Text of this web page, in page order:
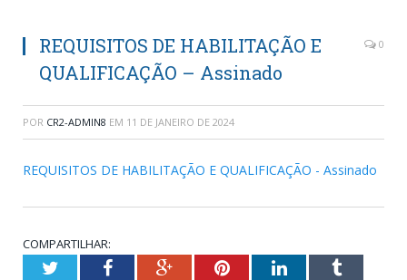
REQUISITOS DE HABILITAÇÃO E
QUALIFICAÇÃO – Assinado
0
POR CR2-ADMIN8 EM 11 DE JANEIRO DE 2024
REQUISITOS DE HABILITAÇÃO E QUALIFICAÇÃO - Assinado
COMPARTILHAR:
TwitterFacebookGoogle+PinterestLinkedInTumblr